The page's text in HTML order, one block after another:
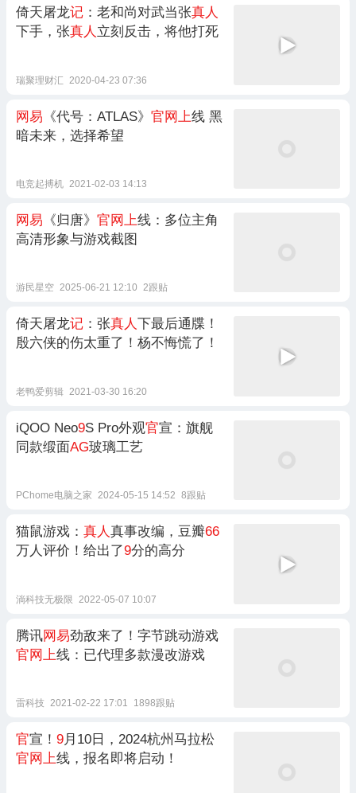
倚天屠龙记 ：老和尚对武当张真人
下手，张真人 立刻反击，将他打死
瑞聚理财汇 2020-04-23 07:36
网易 《代号：ATLAS》 官网上线 黑
暗未来，选择希望
电竞起搏机 2021-02-03 14:13
网易 《归唐》 官网上线：多位主角
高清形象与游戏截图
游民星空 2025-06-21 12:10 2跟贴
倚天屠龙记 ：张真人下最后通牒！
殷六侠的伤太重了！杨不悔慌了！
老鸭爱剪辑 2021-03-30 16:20
iQOO Neo9S Pro外观官宣：旗舰
同款缎面AG玻璃工艺
PChome电脑之家 2024-05-15 14:52 8跟贴
猫鼠游戏： 真人真事改编，豆瓣66
万人评价！给出了9分的高分
淌科技无极限 2022-05-07 10:07
腾讯网易劲敌来了！字节跳动游戏
官网上线：已代理多款漫改游戏
雷科技 2021-02-22 17:01 1898跟贴
官宣！ 9月10日，2024杭州马拉松
官网上线，报名即将启动！